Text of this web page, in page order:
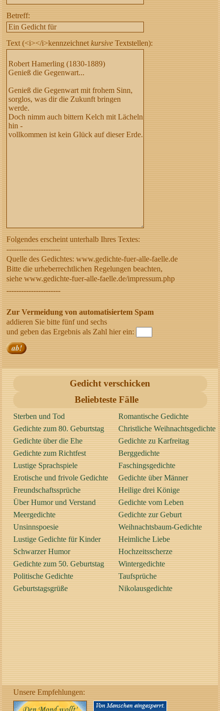
Betreff:
Text (<i></i>kennzeichnetkursive Textstellen):
Folgendes erscheint unterhalb Ihres Textes:
----------------------
Quelle des Gedichtes: www.gedichte-fuer-alle-faelle.de
Bitte die urheberrechtlichen Regelungen beachten,
siehe www.gedichte-fuer-alle-faelle.de/impressum.php
----------------------
Zur Vermeidung von automatisiertem Spam
addieren Sie bitte fünf und sechs
und geben das Ergebnis als Zahl hier ein:
Gedicht verschicken
Beliebteste Fälle
Sterben und Tod
Gedichte zum 80. Geburtstag
Gedichte über die Ehe
Gedichte zum Richtfest
Lustige Sprachspiele
Erotische und frivole Gedichte
Freundschaftssprüche
Über Humor und Verstand
Meergedichte
Unsinnspoesie
Lustige Gedichte für Kinder
Schwarzer Humor
Gedichte zum 50. Geburtstag
Politische Gedichte
Geburtstagsgrüße
Romantische Gedichte
Christliche Weihnachtsgedichte
Gedichte zu Karfreitag
Berggedichte
Faschingsgedichte
Gedichte über Männer
Heilige drei Könige
Gedichte vom Leben
Gedichte zur Geburt
Weihnachtsbaum-Gedichte
Heimliche Liebe
Hochzeitsscherze
Wintergedichte
Taufsprüche
Nikolausgedichte
Unsere Empfehlungen: